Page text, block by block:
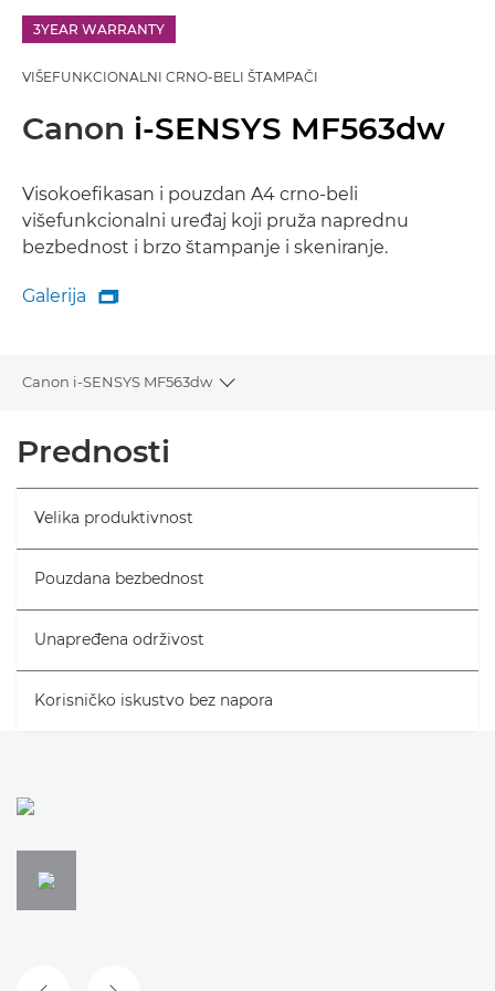
3YEAR WARRANTY
VIŠEFUNKCIONALNI CRNO-BELI ŠTAMPAČI
Canon i-SENSYS MF563dw
Visokoefikasan i pouzdan A4 crno-beli
višefunkcionalni uređaj koji pruža naprednu
bezbednost i brzo štampanje i skeniranje.
Galerija
Galerija

Canon i-SENSYS MF563dw
Toggle breadcrumbs
Specifikacije
Galerija
Prednosti
Velika produktivnost
Pouzdana bezbednost
Unapređena održivost
Korisničko iskustvo bez napora